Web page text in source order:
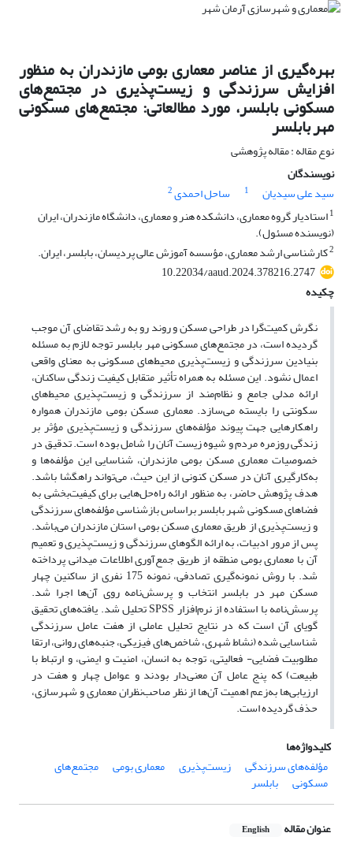
بهره‌گیری از عناصر معماری بومی مازندران به منظور
افزایش سرزندگی و زیست‌پذیری در مجتمع‌های
مسکونی بابلسر، مورد مطالعاتی: مجتمع‌های مسکونی
مهر بابلسر
نوع مقاله : مقاله پژوهشی
نویسندگان
سید علی سیدیان
1 ساحل احمدی2
1استادیار گروه معماری، دانشکده هنر و معماری، دانشگاه مازندران، ایران
(نویسنده مسئول).
2کارشناسی ‌ارشد معماری، مؤسسه آموزش عالی پردیسان، بابلسر، ایران.
10.22034/aaud.2024.378216.2747
چکیده
نگرش کمیت‌گرا در طراحی مسکن و روند رو به رشد تقاضای آن موجب
گردیده است، در مجتمع‌های مسکونی مهر بابلسر توجه لازم به مسئله
بنیادین سرزندگی و زیست‌پذیری محیط‌های مسکونی به معنای واقعی
اعمال نشود. این مسئله به همراه تأثیر متقابل کیفیت زندگی ساکنان،
ارائه مدلی جامع و نظام‌مند از سرزندگی ‌و زیست‌پذیری محیط‌های
سکونتی را بایسته می‌سازد. معماری مسکن بومی مازندران همواره
راهکارهایی جهت پیوند مؤلفه‌های سرزندگی و زیست‌پذیری مؤثر بر
زندگی روزمره مردم و شیوه زیست آنان را شامل بوده است. تدقیق در
خصوصیات معماری مسکن بومی مازندران، شناسایی این مؤلفه‌ها و
به‌کارگیری آنان در مسکن کنونی از این حیث، می‌تواند راهگشا باشد.
هدف پژوهش حاضر، به منظور ارائه راه‌حل‌هایی برای کیفیت‌بخشی به
فضاهای مسکونی شهر بابلسر براساس بازشناسی مؤلفه‌های سرزندگی
و زیست‌پذیری از طریق معماری مسکن بومی استان مازندران می‌باشد.
پس از مرور ادبیات، به ارائه الگوهای سرزندگی و زیست‌پذیری و تعمیم
آن با معماری بومی منطقه از طریق جمع‌آوری اطلاعات میدانی پرداخته
شد. با روش نمونه‌گیری تصادفی، نمونه 175 نفری از ساکنین چهار
مسکن مهر در بابلسر انتخاب و پرسش‌نامه روی آن‌ها اجرا شد.
پرسش‌نامه با استفاده از نرم‌افزار SPSS تحلیل شد. یافته‌های تحقیق
گویای آن است که در نتایج تحلیل عاملی از هفت عامل سرزندگی
شناسایی شده (نشاط شهری، شاخص‌های فیزیکی، جنبه‌های روانی، ارتقا
مطلوبیت فضایی- فعالیتی، توجه به انسان، امنیت و ایمنی، و ارتباط با
طبیعت) که پنج عامل آن معنی‌دار بودند و عوامل چهار و هفت در
ارزیابی‌ها به‌زعم اهمیت آن‌ها از نظر صاحب‌نظران معماری و شهرسازی،
حذف گردیده است.
کلیدواژه‌ها
مؤلفه‌های ‌سرزندگی
زیست‌پذیری معماری بومی مجتمع‌های
مسکونی بابلسر
عنوان مقاله English